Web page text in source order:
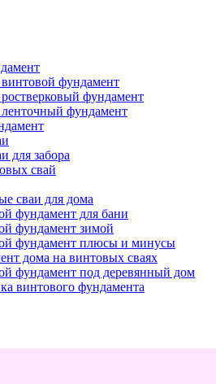
фундамент
фундамент
фундамент
для забора
свай
сваи для дома
фундамент для бани
фундамент зимой
фундамент плюсы и минусы
дома на винтовых сваях
фундамент под деревянный дом
винтового фундамента